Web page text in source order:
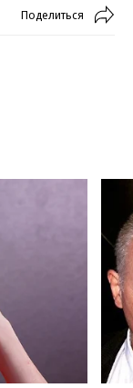
Express Jam
Поделиться